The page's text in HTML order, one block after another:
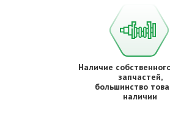
Наличие
запчастей,
большинство
наличии